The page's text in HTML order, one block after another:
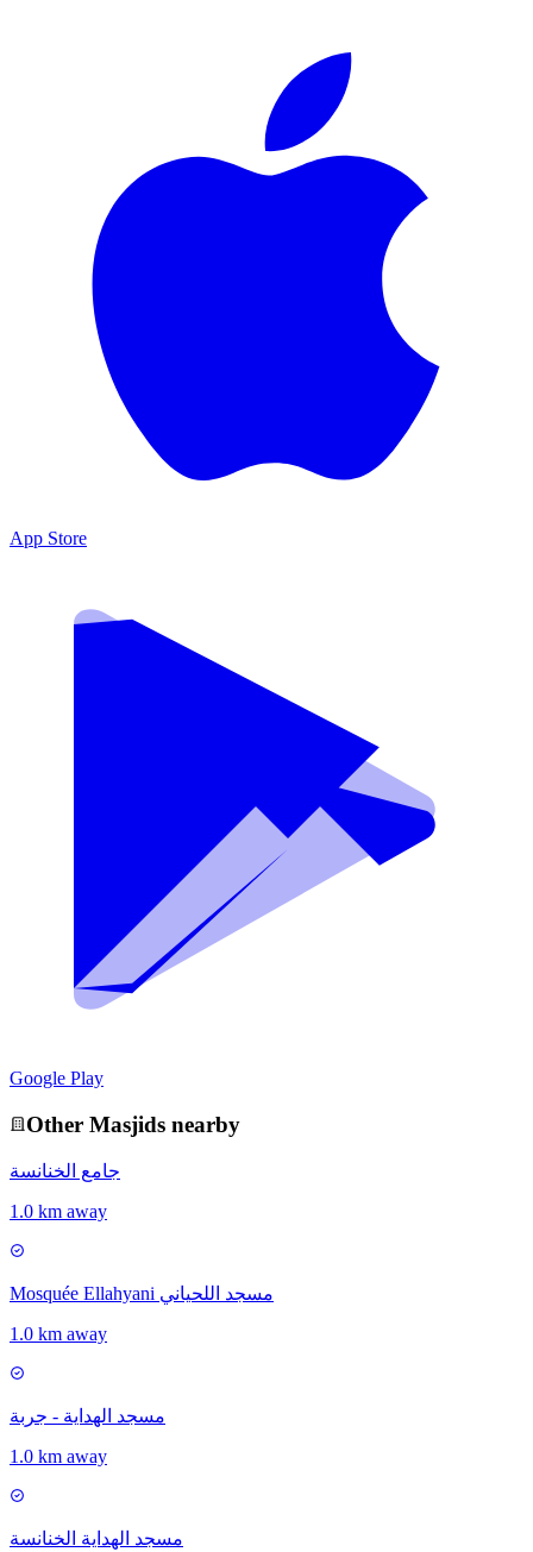
App Store
Google Play
Other Masjids nearby
جامع الخنانسة
1.0 km away
Mosquée Ellahyani مسجد اللحياني
1.0 km away
مسجد الهداية - جربة
1.0 km away
مسجد الهداية الخنانسة